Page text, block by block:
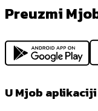
Preuzmi
U Mjob